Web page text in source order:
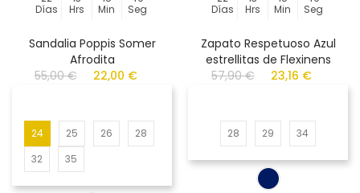
Días
Hrs
Min
Seg
Sandalia Poppis Somer
Afrodita
55,00 €
22,00 €
24 25 26
28
32
35
Días
Hrs
Min
Seg
Zapato Respetuoso Azul
estrellitas de Flexinens
57,90 €
23,16 €
28 29 34